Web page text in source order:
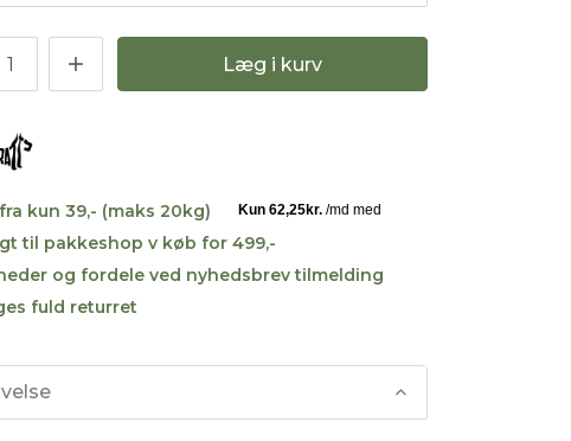
Læg i kurv
kun 39,- (maks 20kg)
til pakkeshop v køb for 499,-
og fordele ved nyhedsbrev tilmelding
fuld returret